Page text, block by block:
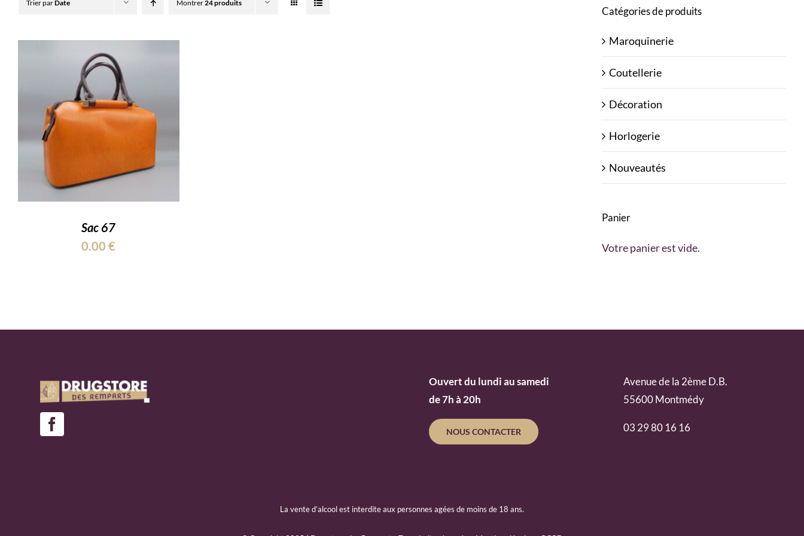
Trier parDate Montrer24 produits
Sac 67
0.00€
Catégories de produits
Maroquinerie
Coutellerie
Décoration
Horlogerie
Nouveautés
Panier
Votre panier est vide.
Ouvert du lundi au samedi
de 7h à 20h
NOUS CONTACTER
Avenue de la 2ème D.B.
55600 Montmédy
03 29 80 16 16
La vente d’alcool est interdite aux personnes agées de moins de 18 ans.